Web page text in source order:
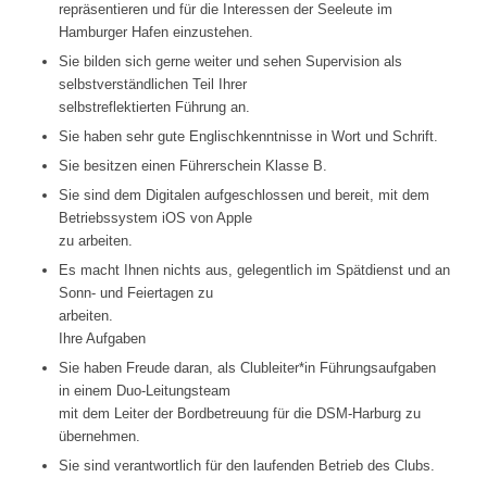
repräsentieren und für die Interessen der Seeleute im
Hamburger Hafen einzustehen.
Sie bilden sich gerne weiter und sehen Supervision als
selbstverständlichen Teil Ihrer
selbstreflektierten Führung an.
Sie haben sehr gute Englischkenntnisse in Wort und Schrift.
Sie besitzen einen Führerschein Klasse B.
Sie sind dem Digitalen aufgeschlossen und bereit, mit dem
Betriebssystem iOS von Apple
zu arbeiten.
Es macht Ihnen nichts aus, gelegentlich im Spätdienst und an
Sonn- und Feiertagen zu
arbeiten.
Ihre Aufgaben
Sie haben Freude daran, als Clubleiter*in Führungsaufgaben
in einem Duo-Leitungsteam
mit dem Leiter der Bordbetreuung für die DSM-Harburg zu
übernehmen.
Sie sind verantwortlich für den laufenden Betrieb des Clubs.